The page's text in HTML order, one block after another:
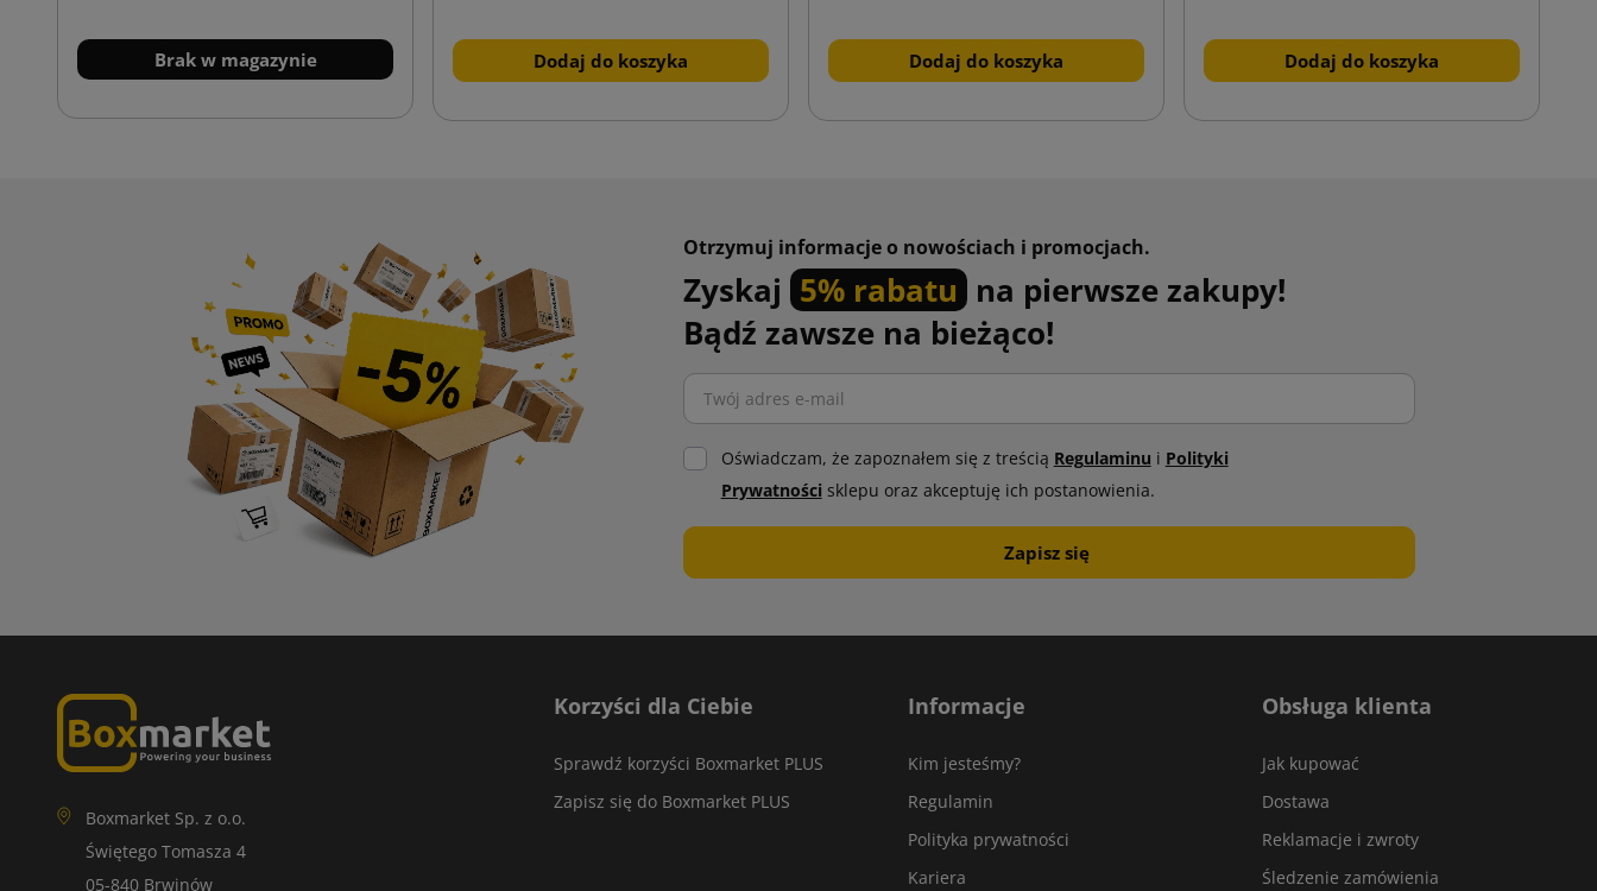
Brak w magazynie Dodaj do koszyka Dodaj do koszyka Dodaj do koszyka
Otrzymuj informacje o nowościach i promocjach.
Zyskaj 5% rabatu na pierwsze zakupy!
Bądź zawsze na bieżąco!
Oświadczam, że zapoznałem się z treścią Regulaminu i Polityki
Prywatności sklepu oraz akceptuję ich postanowienia.
Boxmarket Sp. z o.o.
Świętego Tomasza 4
05-840 Brwinów
Korzyści dla Ciebie
Sprawdź korzyści Boxmarket PLUS
Zapisz się do Boxmarket PLUS
Informacje
Kim jesteśmy?
Regulamin
Polityka prywatności
Kariera
Obsługa klienta
Jak kupować
Dostawa
Reklamacje i zwroty
Śledzenie zamówienia